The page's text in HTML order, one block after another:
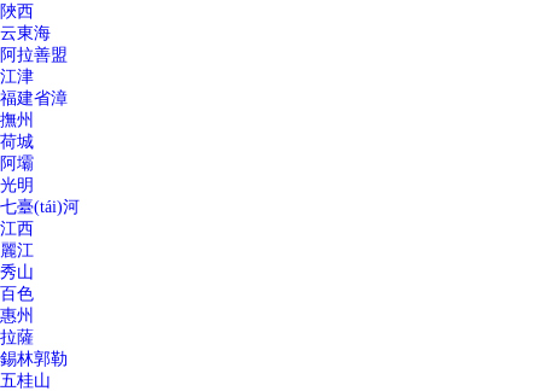
陜西
云東海
阿拉善盟
江津
福建省漳
撫州
荷城
阿壩
光明
七臺(tái)河
江西
麗江
秀山
百色
惠州
拉薩
錫林郭勒
五桂山